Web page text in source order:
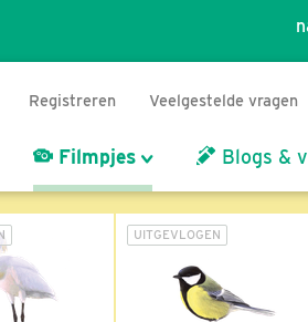
Registreren Veelgestelde vragen
Filmpjes Blogs &
UITGEVLOGEN